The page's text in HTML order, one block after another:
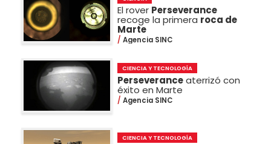
El rover Perseverance
recoge la primera roca de
Marte
Agencia SINC
CIENCIA Y TECNOLOGÍA
Perseveranceaterrizó con
éxito en Marte
Agencia SINC
CIENCIA Y TECNOLOGÍA